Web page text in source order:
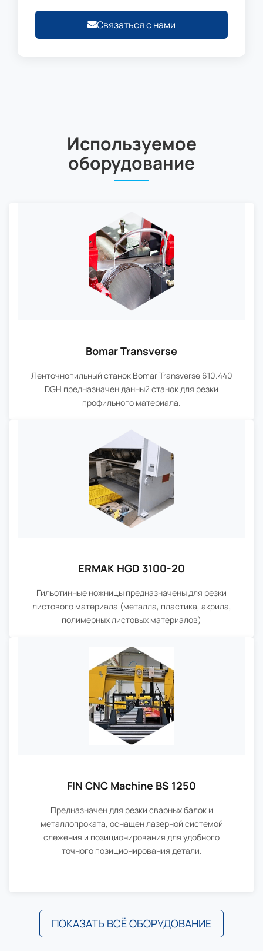
Связаться с нами
Используемое
оборудование
Bomar Transverse
Ленточнопильный станок Bomar Transverse 610.440
DGH предназначен данный станок для резки
профильного материала.
ERMAK HGD 3100-20
Гильотинные ножницы предназначены для резки
листового материала (металла, пластика, акрила,
полимерных листовых материалов)
FIN CNC Machine BS 1250
Предназначен для резки сварных балок и
металлопроката, оснащен лазерной системой
слежения и позиционирования для удобного
точного позиционирования детали.
ПОКАЗАТЬ ВСЁ ОБОРУДОВАНИЕ